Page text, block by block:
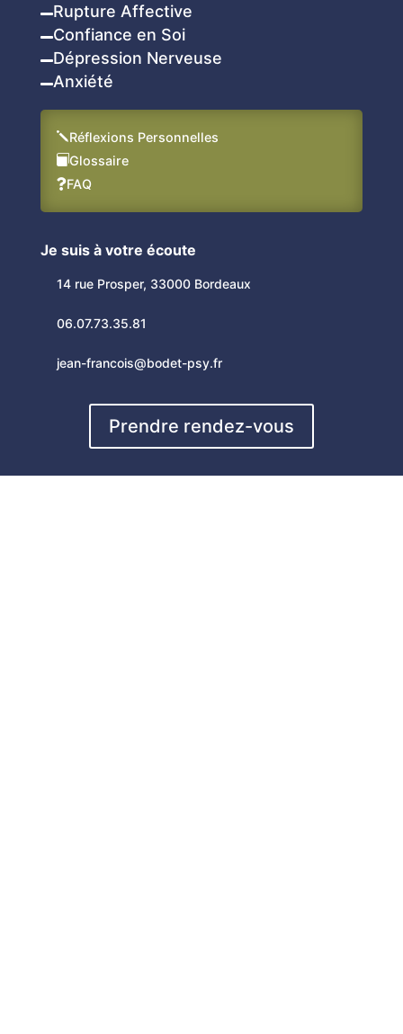
Rupture Affective
Confiance en Soi
Dépression Nerveuse
Anxiété
j Réflexions Personnelles
Glossaire
FAQ
Je suis à votre écoute
14 rue Prosper, 33000 Bordeaux
06.07.73.35.81
jean-francois@bodet-psy.fr
Prendre rendez-vous